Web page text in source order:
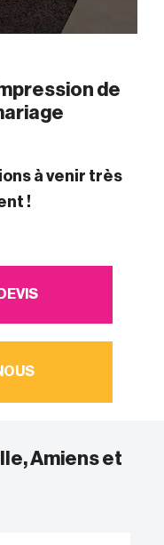
de
à venir très
!
Amiens et